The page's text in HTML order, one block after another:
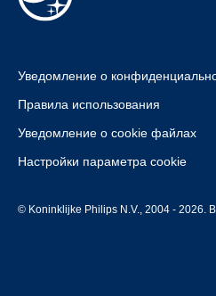
Уведомление о
Правила использования
Уведомление о cookie файлах
Настройки параметра cookie
© Koninklijke Philips N.V., 2004 - 2026.